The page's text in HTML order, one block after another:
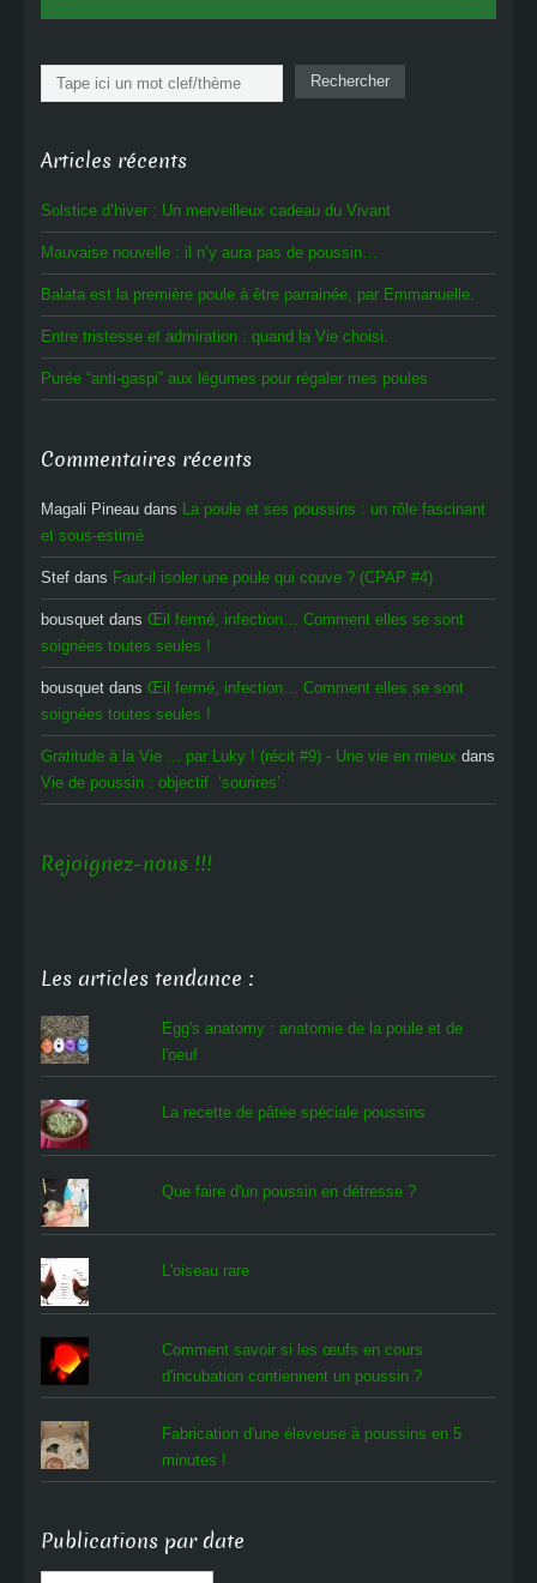
Rechercher Rechercher
Articles récents
Solstice d’hiver : Un merveilleux cadeau du Vivant
Mauvaise nouvelle : il n’y aura pas de poussin…
Balata est la première poule à être parrainée, par Emmanuelle.
Entre tristesse et admiration : quand la Vie choisi.
Purée “anti-gaspi” aux légumes pour régaler mes poules
Commentaires récents
Magali Pineau dans La poule et ses poussins : un rôle fascinant
et sous-estimé
Stef dans Faut-il isoler une poule qui couve ? (CPAP #4)
bousquet dans Œil fermé, infection… Comment elles se sont
soignées toutes seules !
bousquet dans Œil fermé, infection… Comment elles se sont
soignées toutes seules !
Gratitude à la Vie ... par Luky ! (récit #9) - Une vie en mieux dans
Vie de poussin : objectif ‘sourires’
Rejoignez-nous !!!
Les articles tendance :
Egg's anatomy : anatomie de la poule et de
l'oeuf
La recette de pâtée spéciale poussins
Que faire d'un poussin en détresse ?
L'oiseau rare
Comment savoir si les œufs en cours
d'incubation contiennent un poussin ?
Fabrication d'une éleveuse à poussins en 5
minutes !
Publications par date